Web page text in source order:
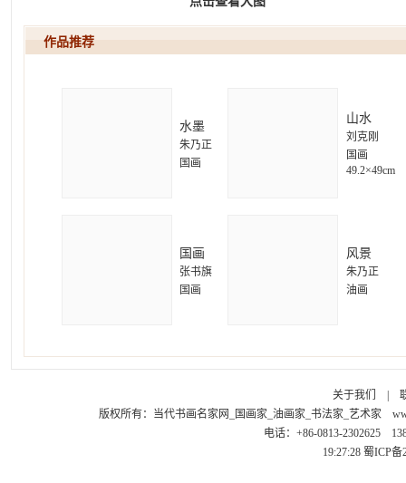
作品推荐
水墨
朱乃正
国画
山水
刘克刚
国画
49.2×49cm
国画
张书旗
国画
风景
朱乃正
油画
关于我们
版权所有： 当代书画名家网_国画家_油画家_书法家_艺术家
电话：+86-0813-2302625
19:27:28 蜀ICP备